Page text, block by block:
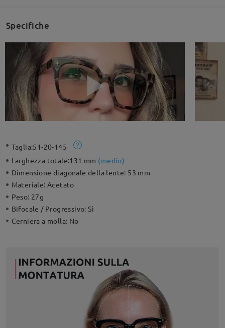
Specifiche
Taglia:51-20-145
Larghezza totale:131 mm (medio)
Dimensione diagonale della lente: 53 mm
Materiale:Acetato
Peso: 27g
Bifocale / Progressivo:Sì
Cerniera a molla: No